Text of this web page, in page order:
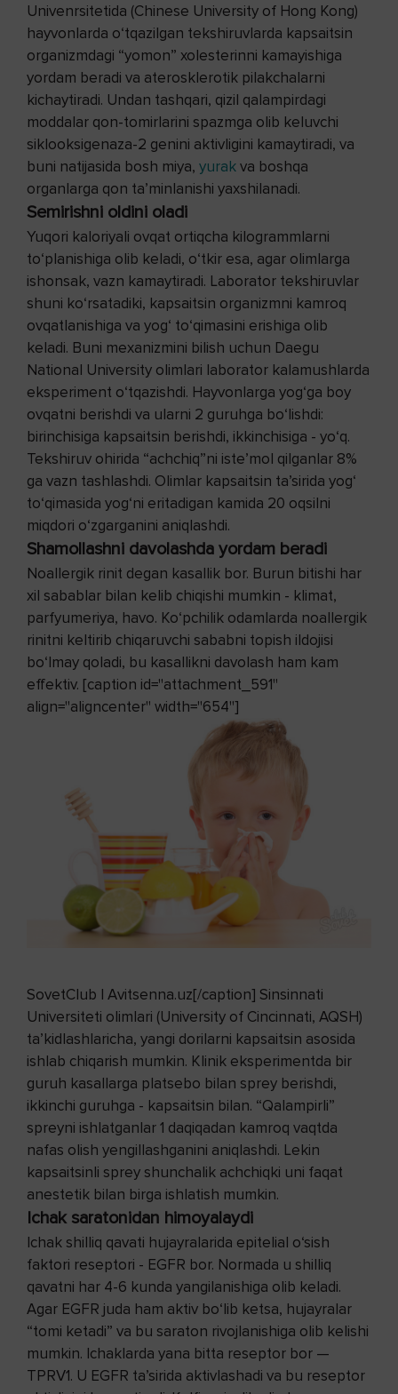
Univenrsitetida (Chinese University of Hong Kong)
hayvonlarda o‘tqazilgan tekshiruvlarda kapsaitsin
organizmdagi “yomon” xolesterinni kamayishiga
yordam beradi va aterosklerotik pilakchalarni
kichaytiradi. Undan tashqari, qizil qalampirdagi
moddalar qon-tomirlarini spazmga olib keluvchi
siklooksigenaza-2 genini aktivligini kamaytiradi, va
buni natijasida bosh miya, yurakva boshqa
organlarga qon ta’minlanishi yaxshilanadi.
Semirishni oldini oladi
Yuqori kaloriyali ovqat ortiqcha kilogrammlarni
to‘planishiga olib keladi, o‘tkir esa, agar olimlarga
ishonsak, vazn kamaytiradi. Laborator tekshiruvlar
shuni ko‘rsatadiki, kapsaitsin organizmni kamroq
ovqatlanishiga va yog‘ to‘qimasini erishiga olib
keladi. Buni mexanizmini bilish uchun Daegu
National University olimlari laborator kalamushlarda
eksperiment o‘tqazishdi. Hayvonlarga yog‘ga boy
ovqatni berishdi va ularni 2 guruhga bo‘lishdi:
birinchisiga kapsaitsin berishdi, ikkinchisiga - yo‘q.
Tekshiruv ohirida “achchiq”ni iste’mol qilganlar 8%
ga vazn tashlashdi. Olimlar kapsaitsin ta’sirida yog‘
to‘qimasida yog‘ni eritadigan kamida 20 oqsilni
miqdori o‘zgarganini aniqlashdi.
Shamollashni davolashda yordam beradi
Noallergik rinit degan kasallik bor. Burun bitishi har
xil sabablar bilan kelib chiqishi mumkin - klimat,
parfyumeriya, havo. Ko‘pchilik odamlarda noallergik
rinitni keltirib chiqaruvchi sababni topish ildojisi
bo‘lmay qoladi, bu kasallikni davolash ham kam
effektiv. [caption id="attachment_591"
align="aligncenter" width="654"]
SovetClub | Avitsenna.uz[/caption] Sinsinnati
Universiteti olimlari (University of Cincinnati, AQSH)
ta’kidlashlaricha, yangi dorilarni kapsaitsin asosida
ishlab chiqarish mumkin. Klinik eksperimentda bir
guruh kasallarga platsebo bilan sprey berishdi,
ikkinchi guruhga - kapsaitsin bilan. “Qalampirli”
spreyni ishlatganlar 1 daqiqadan kamroq vaqtda
nafas olish yengillashganini aniqlashdi. Lekin
kapsaitsinli sprey shunchalik achchiqki uni faqat
anestetik bilan birga ishlatish mumkin.
Ichak saratonidan himoyalaydi
Ichak shilliq qavati hujayralarida epitelial o‘sish
faktori reseptori - EGFR bor. Normada u shilliq
qavatni har 4-6 kunda yangilanishiga olib keladi.
Agar EGFR juda ham aktiv bo‘lib ketsa, hujayralar
“tomi ketadi” va bu saraton rivojlanishiga olib kelishi
mumkin. Ichaklarda yana bitta reseptor bor —
TPRV1. U EGFR ta’sirida aktivlashadi va bu reseptor